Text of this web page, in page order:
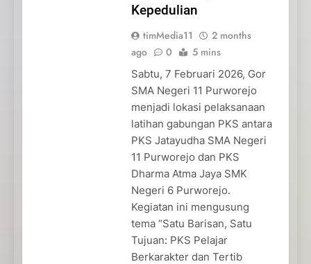
Kepedulian
timMedia11
2 months
ago
0 5 mins
Sabtu, 7 Februari 2026, Gor
SMA Negeri 11 Purworejo
menjadi lokasi pelaksanaan
latihan gabungan PKS antara
PKS Jatayudha SMA Negeri
11 Purworejo dan PKS
Dharma Atma Jaya SMK
Negeri 6 Purworejo.
Kegiatan ini mengusung
tema “Satu Barisan, Satu
Tujuan: PKS Pelajar
Berkarakter dan Tertib